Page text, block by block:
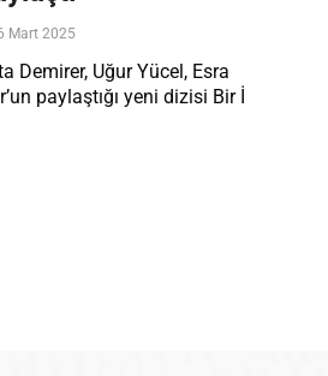
Mart 2025
Demirer, Uğur Yücel, Esra
paylaştığı yeni dizisi Bir İ